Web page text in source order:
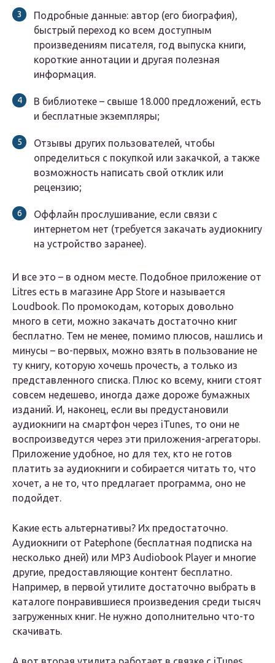
Подробные данные: автор (его биография),
быстрый переход ко всем доступным
произведениям писателя, год выпуска книги,
короткие аннотации и другая полезная
информация.
В библиотеке – свыше 18.000 предложений, есть
и бесплатные экземпляры;
Отзывы других пользователей, чтобы
определиться с покупкой или закачкой, а также
возможность написать свой отклик или
рецензию;
Оффлайн прослушивание, если связи с
интернетом нет (требуется закачать аудиокнигу
на устройство заранее).
И все это – в одном месте. Подобное приложение от
Litres есть в магазине App Store и называется
Loudbook. По промокодам, которых довольно
много в сети, можно закачать достаточно книг
бесплатно. Тем не менее, помимо плюсов, нашлись и
минусы – во-первых, можно взять в пользование не
ту книгу, которую хочешь прочесть, а только из
представленного списка. Плюс ко всему, книги стоят
совсем недешево, иногда даже дороже бумажных
изданий. И, наконец, если вы предустановили
аудиокниги на смартфон через iTunes, то они не
воспроизведутся через эти приложения-агрегаторы.
Приложение удобное, но для тех, кто не готов
платить за аудиокниги и собирается читать то, что
хочет, а не то, что предлагает программа, оно не
подойдет.
Какие есть альтернативы? Их предостаточно.
Аудиокниги от Patephone (бесплатная подписка на
несколько дней) или MP3 Audiobook Player и многие
другие, предоставляющие контент бесплатно.
Например, в первой утилите достаточно выбрать в
каталоге понравившиеся произведения среди тысяч
загруженных книг. Не нужно дополнительно что-то
скачивать.